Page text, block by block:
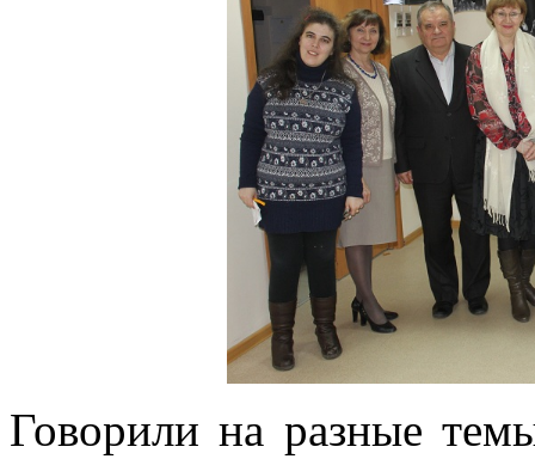
Говорили на разные